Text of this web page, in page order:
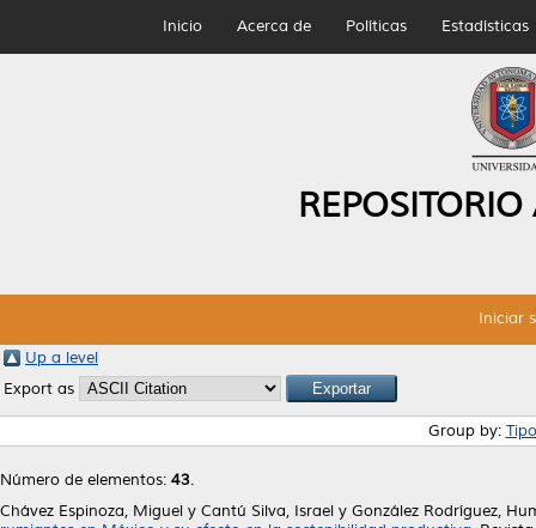
Inicio Acerca de Políticas Estadísticas
Iniciar
Up a level
Export as
Group by:
Número de elementos: 43.
Chávez Espinoza, Miguel y Cantú Silva, Israel y González Rodríguez,